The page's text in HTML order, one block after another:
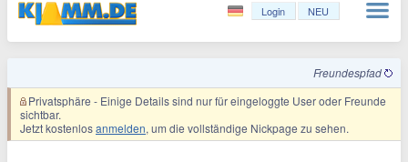
Login NEU
Freundespfad
Privatsphäre - Einige Details sind nur für eingeloggte User oder Freunde
sichtbar.
Jetzt kostenlosanmelden, um die vollständige Nickpage zu sehen.